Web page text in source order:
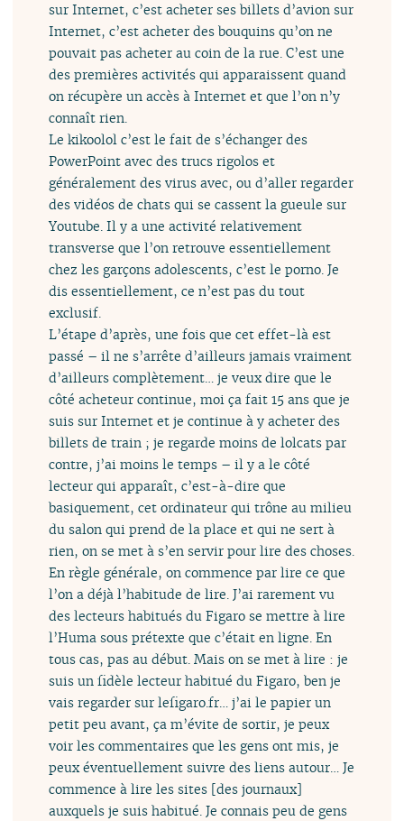
sur Internet, c’est acheter ses billets d’avion sur
Internet, c’est acheter des bouquins qu’on ne
pouvait pas acheter au coin de la rue. C’est une
des premières activités qui apparaissent quand
on récupère un accès à Internet et que l’on n’y
connaît rien.
Le kikoolol c’est le fait de s’échanger des
PowerPoint avec des trucs rigolos et
généralement des virus avec, ou d’aller regarder
des vidéos de chats qui se cassent la gueule sur
Youtube. Il y a une activité relativement
transverse que l’on retrouve essentiellement
chez les garçons adolescents, c’est le porno. Je
dis essentiellement, ce n’est pas du tout
exclusif.
L’étape d’après, une fois que cet effet-là est
passé – il ne s’arrête d’ailleurs jamais vraiment
d’ailleurs complètement… je veux dire que le
côté acheteur continue, moi ça fait 15 ans que je
suis sur Internet et je continue à y acheter des
billets de train ; je regarde moins de lolcats par
contre, j’ai moins le temps – il y a le côté
lecteur qui apparaît, c’est-à-dire que
basiquement, cet ordinateur qui trône au milieu
du salon qui prend de la place et qui ne sert à
rien, on se met à s’en servir pour lire des choses.
En règle générale, on commence par lire ce que
l’on a déjà l’habitude de lire. J’ai rarement vu
des lecteurs habitués du Figaro se mettre à lire
l’Huma sous prétexte que c’était en ligne. En
tous cas, pas au début. Mais on se met à lire : je
suis un fidèle lecteur habitué du Figaro, ben je
vais regarder sur lefigaro.fr… j’ai le papier un
petit peu avant, ça m’évite de sortir, je peux
voir les commentaires que les gens ont mis, je
peux éventuellement suivre des liens autour… Je
commence à lire les sites [des journaux]
auxquels je suis habitué. Je connais peu de gens